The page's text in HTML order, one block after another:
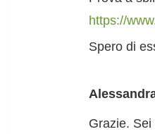
https://
Spero di
Grazie.